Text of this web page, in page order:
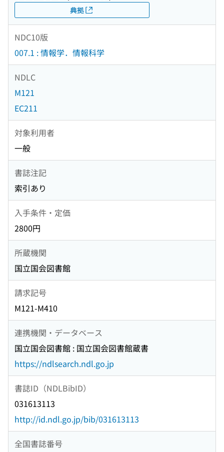
典拠
NDC10版
007.1 : 情報学．情報科学
NDLC
M121
EC211
対象利用者
一般
書誌注記
索引あり
入手条件・定価
2800円
所蔵機関
国立国会図書館
請求記号
M121-M410
連携機関・データベース
国立国会図書館 : 国立国会図書館蔵書
https://ndlsearch.ndl.go.jp
書誌ID（NDLBibID）
031613113
http://id.ndl.go.jp/bib/031613113
全国書誌番号